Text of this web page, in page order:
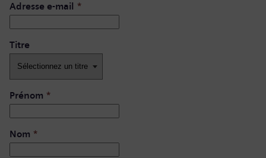
Adresse e-mail *
Titre
Prénom *
Nom *